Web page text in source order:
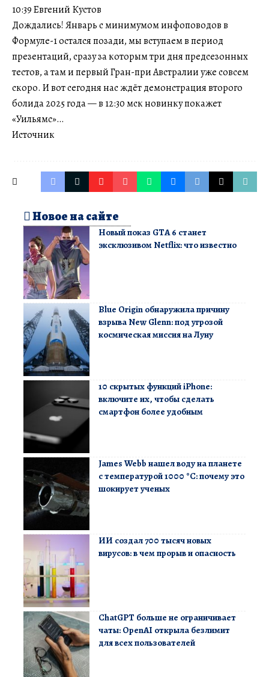
10:39 Евгений Кустов
Дождались! Январь с минимумом инфоповодов в
Формуле-1 остался позади, мы вступаем в период
презентаций, сразу за которым три дня предсезонных
тестов, а там и первый Гран-при Австралии уже совсем
скоро. И вот сегодня нас ждёт демонстрация второго
болида 2025 года — в 12:30 мск новинку покажет
«Уильямс»…
Источник
Новое на сайте
Новый показ GTA 6 станет
эксклюзивом Netflix: что известно
Blue Origin обнаружила причину
взрыва New Glenn: под угрозой
космическая миссия на Луну
10 скрытых функций iPhone:
включите их, чтобы сделать
смартфон более удобным
James Webb нашел воду на планете
с температурой 1000 °C: почему это
шокирует ученых
ИИ создал 700 тысяч новых
вирусов: в чем прорыв и опасность
ChatGPT больше не ограничивает
чаты: OpenAI открыла безлимит
для всех пользователей